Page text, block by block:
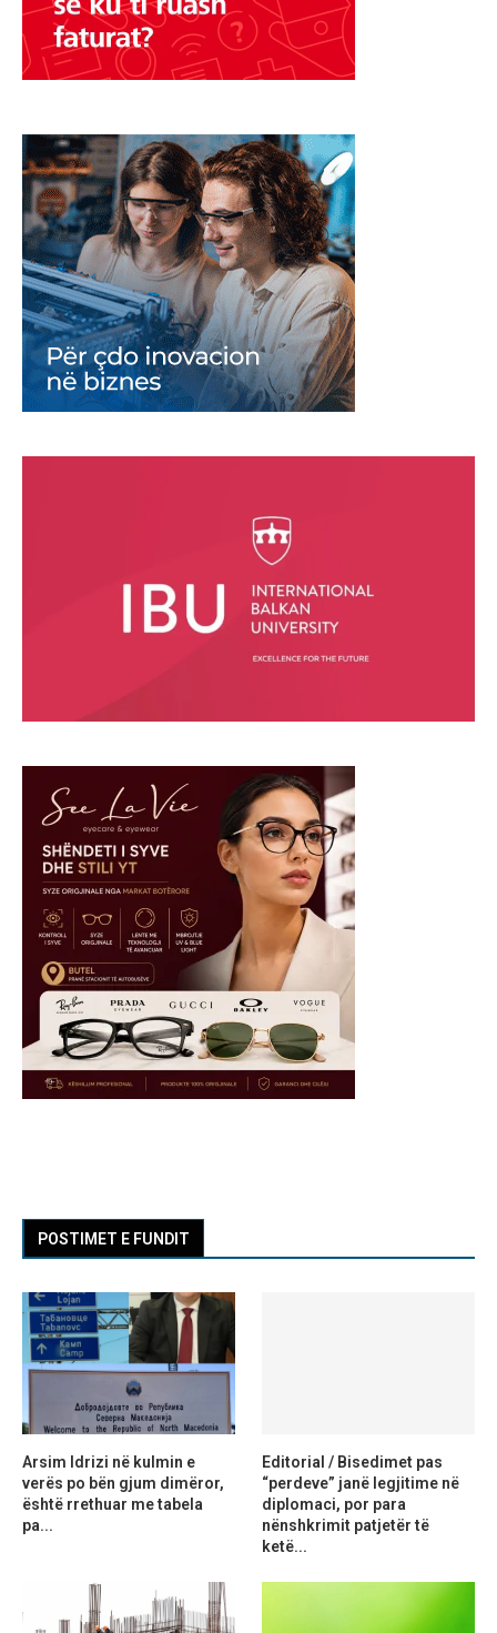
POSTIMET E FUNDIT
Arsim Idrizi në kulmin e
verës po bën gjum dimëror,
është rrethuar me tabela
pa...
Editorial / Bisedimet pas
“perdeve” janë legjitime në
diplomaci, por para
nënshkrimit patjetër të
ketë...